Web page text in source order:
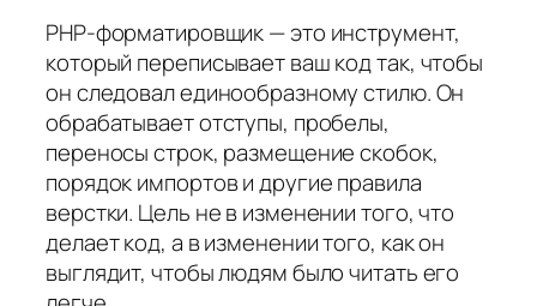
PHP-форматировщик — это инструмент,
который переписывает ваш код так, чтобы
он следовал единообразному стилю. Он
обрабатывает отступы, пробелы,
переносы строк, размещение скобок,
порядок импортов и другие правила
верстки. Цель не в изменении того, что
делает код, а в изменении того, как он
выглядит, чтобы людям было читать его